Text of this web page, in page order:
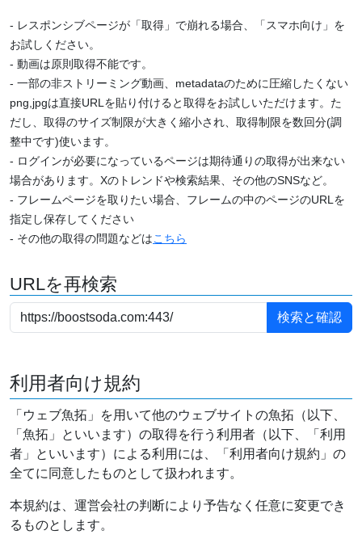
- レスポンシブページが「取得」で崩れる場合、「スマホ向け」を
お試しください。
- 動画は原則取得不能です。
- 一部の非ストリーミング動画、metadataのために圧縮したくない
png,jpgは直接URLを貼り付けると取得をお試しいただけます。た
だし、取得のサイズ制限が大きく縮小され、取得制限を数回分(調
整中です)使います。
- ログインが必要になっているページは期待通りの取得が出来ない
場合があります。Xのトレンドや検索結果、その他のSNSなど。
- フレームページを取りたい場合、フレームの中のページのURLを
指定し保存してください
- その他の取得の問題などはこちら
URLを再検索
利用者向け規約
「ウェブ魚拓」を用いて他のウェブサイトの魚拓（以下、
「魚拓」といいます）の取得を行う利用者（以下、「利用
者」といいます）による利用には、「利用者向け規約」の
全てに同意したものとして扱われます。
本規約は、運営会社の判断により予告なく任意に変更でき
るものとします。